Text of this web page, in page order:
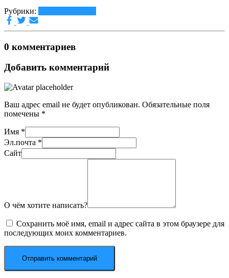
Рубрики:
0 комментариев
Добавить комментарий
Ваш адрес email не будет опубликован. Обязательные поля
помечены *
Имя *
Эл.почта *
Сайт
О чём хотите написать?
Сохранить моё имя, email и адрес сайта в этом браузере для
последующих моих комментариев.